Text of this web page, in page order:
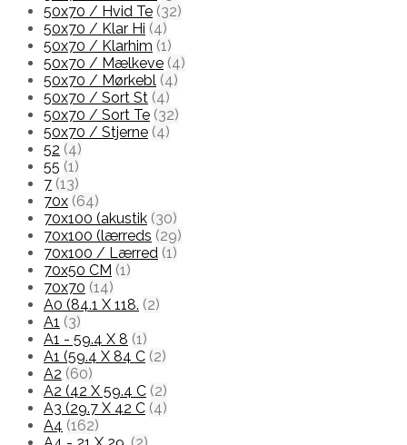
50x70 / Hvid Te (32)
50x70 / Klar Hi (4)
50x70 / Klarhim (1)
50x70 / Mælkeve (4)
50x70 / Mørkebl (4)
50x70 / Sort St (4)
50x70 / Sort Te (32)
50x70 / Stjerne (4)
52 (4)
55 (1)
7 (13)
70x (64)
70x100 (akustik (30)
70x100 (lærreds (29)
70x100 / Lærred (1)
70x50 CM (1)
70x70 (14)
A0 (84.1 X 118. (2)
A1 (3)
A1 - 59.4 X 8 (1)
A1 (59.4 X 84 C (2)
A2 (60)
A2 (42 X 59.4 C (2)
A3 (29.7 X 42 C (4)
A4 (162)